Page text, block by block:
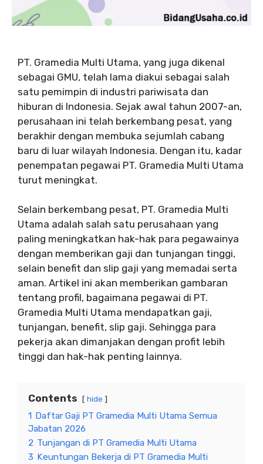
PT. Gramedia Multi Utama, yang juga dikenal
sebagai GMU, telah lama diakui sebagai salah
satu pemimpin di industri pariwisata dan
hiburan di Indonesia. Sejak awal tahun 2007-an,
perusahaan ini telah berkembang pesat, yang
berakhir dengan membuka sejumlah cabang
baru di luar wilayah Indonesia. Dengan itu, kadar
penempatan pegawai PT. Gramedia Multi Utama
turut meningkat.
Selain berkembang pesat, PT. Gramedia Multi
Utama adalah salah satu perusahaan yang
paling meningkatkan hak-hak para pegawainya
dengan memberikan gaji dan tunjangan tinggi,
selain benefit dan slip gaji yang memadai serta
aman. Artikel ini akan memberikan gambaran
tentang profil, bagaimana pegawai di PT.
Gramedia Multi Utama mendapatkan gaji,
tunjangan, benefit, slip gaji. Sehingga para
pekerja akan dimanjakan dengan profit lebih
tinggi dan hak-hak penting lainnya.
Contents hide
1 Daftar Gaji PT Gramedia Multi Utama Semua
Jabatan 2026
2 Tunjangan di PT Gramedia Multi Utama
3 Keuntungan Bekerja di PT Gramedia Multi